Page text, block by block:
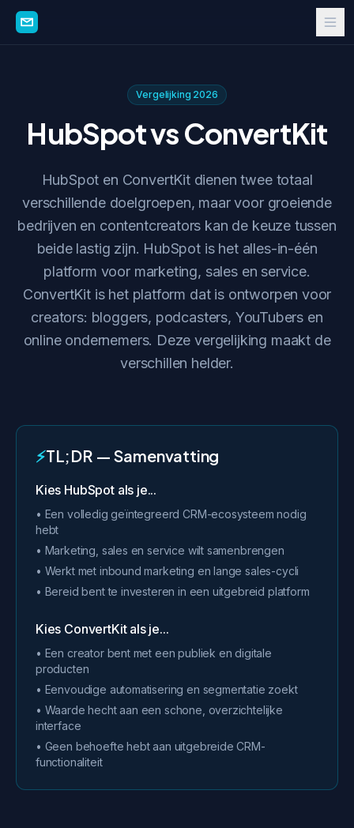
Vergelijking 2026
HubSpot vs ConvertKit
HubSpot en ConvertKit dienen twee totaal
verschillende doelgroepen, maar voor groeiende
bedrijven en contentcreators kan de keuze tussen
beide lastig zijn. HubSpot is het alles-in-één
platform voor marketing, sales en service.
ConvertKit is het platform dat is ontworpen voor
creators: bloggers, podcasters, YouTubers en
online ondernemers. Deze vergelijking maakt de
verschillen helder.
⚡TL;DR — Samenvatting
Kies HubSpot als je...
• Een volledig geïntegreerd CRM-ecosysteem nodig
hebt
• Marketing, sales en service wilt samenbrengen
• Werkt met inbound marketing en lange sales-cycli
• Bereid bent te investeren in een uitgebreid platform
Kies ConvertKit als je...
• Een creator bent met een publiek en digitale
producten
• Eenvoudige automatisering en segmentatie zoekt
• Waarde hecht aan een schone, overzichtelijke
interface
• Geen behoefte hebt aan uitgebreide CRM-
functionaliteit